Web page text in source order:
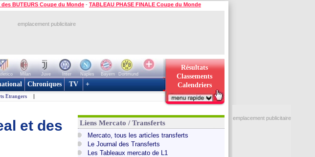
BUTEURS Coupe du Monde - TABLEAU PHASE FINALE Coupe du Monde
emplacement publicitaire
Milan Juve Inter Naples Bayern
Dortmund
Résultats
Classements
Calendriers
Chroniques TV +
Etrangers |
et des
Liens Mercato / Transferts
Mercato, tous les articles transferts
Le Journal des Transferts
Les Tableaux mercato de L1
emplacement publicitaire